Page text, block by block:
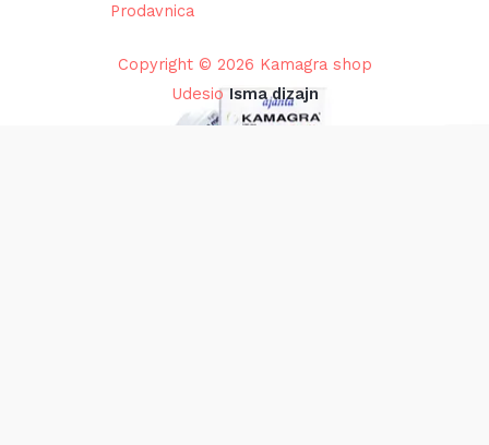
Prodavnica
Copyright © 2026 Kamagra shop
Udesio Isma dizajn